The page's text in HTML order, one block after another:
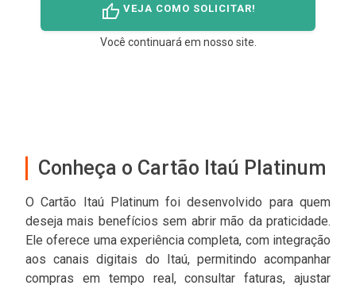
thumb_up VEJA COMO SOLICITAR!
Você continuará em nosso site.
Conheça o Cartão Itaú Platinum
O Cartão Itaú Platinum foi desenvolvido para quem
deseja mais benefícios sem abrir mão da praticidade.
Ele oferece uma experiência completa, com integração
aos canais digitais do Itaú, permitindo acompanhar
compras em tempo real, consultar faturas, ajustar